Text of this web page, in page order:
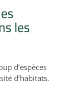
les
d’espèces
d’habitats.